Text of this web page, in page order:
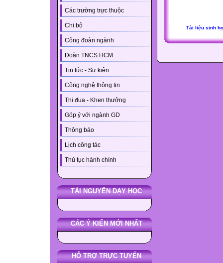
Các trường trực thuộc
Chi bộ
Công đoàn ngành
Đoàn TNCS HCM
Tin tức - Sự kiện
Công nghệ thông tin
Thi đua - Khen thưởng
Góp ý với ngành GD
Thông báo
Lịch công tác
Thủ tục hành chính
TÀI NGUYÊN DẠY HỌC
CÁC Ý KIẾN MỚI NHẤT
HỖ TRỢ TRỰC TUYẾN
Tài liệu sinh